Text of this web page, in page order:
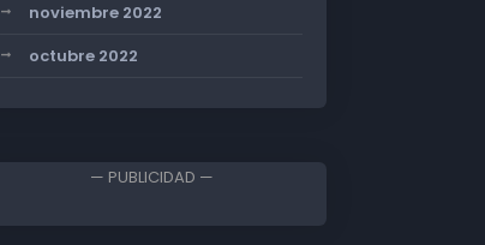
noviembre 2022
octubre 2022
— PUBLICIDAD —